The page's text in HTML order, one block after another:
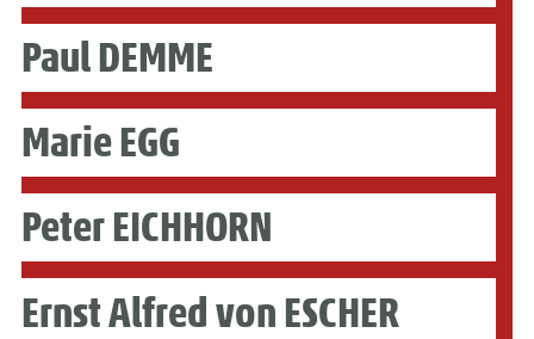
Paul DEMME
Marie EGG
Peter EICHHORN
Ernst Alfred von ESCHER